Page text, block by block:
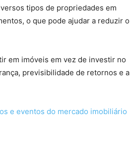
os tipos de propriedades em
os, o que pode ajudar a reduzir o
ir em imóveis em vez de investir no
ça, previsibilidade de retornos e a
e eventos do mercado imobiliário